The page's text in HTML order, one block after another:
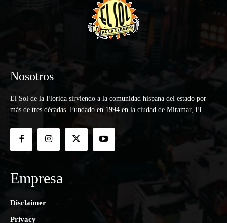
Nosotros
El Sol de la Florida sirviendo a la comunidad hispana del estado por
más de tres décadas. Fundado en 1994 en la ciudad de Miramar, FL.
Empresa
Disclaimer
Privacy